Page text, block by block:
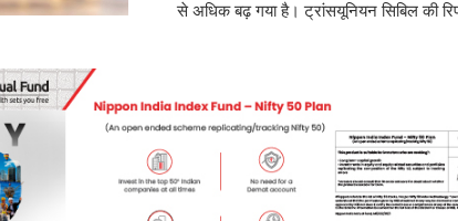
से अधिक बढ़ गया है। ट्रांसयूनियन सिबिल की